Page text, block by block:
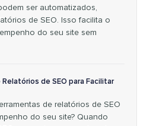
ser automatizados,
de SEO. Isso facilita o
do seu site sem
de SEO para Facilitar
de relatórios de SEO
do seu site? Quando